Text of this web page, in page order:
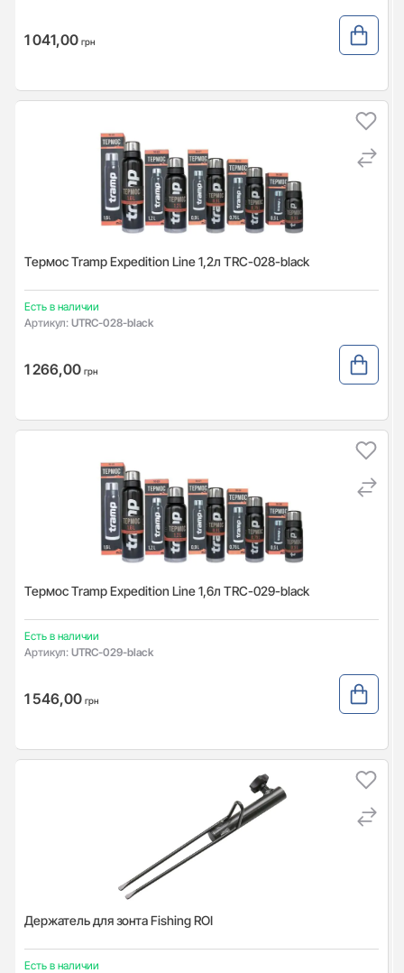
1 041,00 грн
Термос Tramp Expedition Line 1,2л TRC-028-black
Есть в наличии
Артикул: UTRC-028-black
1 266,00 грн
Термос Tramp Expedition Line 1,6л TRC-029-black
Есть в наличии
Артикул: UTRC-029-black
1 546,00 грн
Держатель для зонта Fishing ROI
Есть в наличии